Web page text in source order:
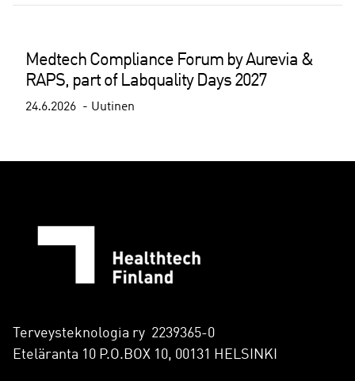
Medtech Compliance Forum by Aurevia &
RAPS, part of Labquality Days 2027
24.6.2026 Uutinen
Terveysteknologia ry 2239365-0
Eteläranta 10 P.O.BOX 10, 00131 HELSINKI